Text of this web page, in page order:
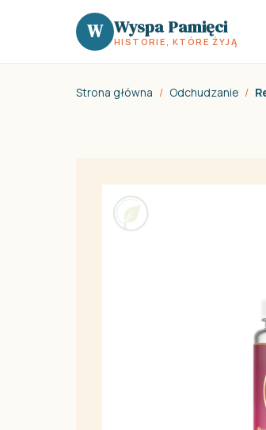
W Wyspa Pamięci
HISTORIE, KTÓRE ŻYJĄ
Strona główna / Odchudzanie /